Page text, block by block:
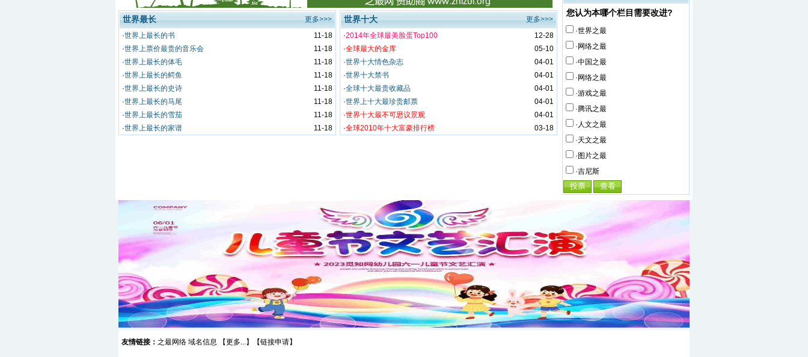
更多>>>
世界最长
11-18
·世界上最长的书
11-18
·世界上票价最贵的音乐会
11-18
·世界上最长的体毛
11-18
·世界上最长的鳄鱼
11-18
·世界上最长的史诗
11-18
·世界上最长的马尾
11-18
·世界上最长的雪茄
11-18
·世界上最长的家谱
更多>>>
世界十大
12-28
·2014年全球最美脸蛋Top100
05-10
·全球最大的金库
04-01
·世界十大情色杂志
04-01
·世界十大禁书
04-01
·全球十大最贵收藏品
04-01
·世界上十大最珍贵邮票
04-01
·世界十大最不可思议景观
03-18
·全球2010年十大富豪排行榜
您认为本哪个栏目需要改进?
·世界之最
·网络之最
·中国之最
·网络之最
·游戏之最
·腾讯之最
·人文之最
·天文之最
·图片之最
·吉尼斯
友情链接： 之最网络 域名信息 【更多...】【链接申请】